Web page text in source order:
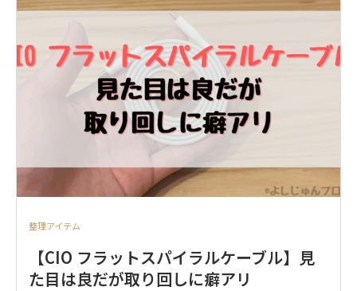
整理アイテム
【CIO フラットスパイラルケーブル】見
た目は良だが取り回しに癖アリ